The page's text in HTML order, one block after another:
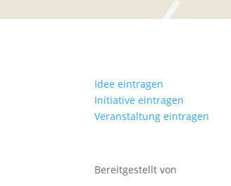
Idee eintragen
Initiative eintragen
Veranstaltung eintragen
Bereitgestellt von